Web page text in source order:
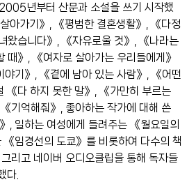
년부터 산문과 소설을 쓰기 시작했
아가기》, 《평범한 결혼생활》, 《다정
왔습니다》, 《자유로울 것》, 《나라는
때》, 《여자로 살아가는 우리들에게》
야기》, 《곁에 남아 있는 사람》, 《어떤
《다 하지 못한 말》, 《가만히 부르는
기억해줘》, 좋아하는 작가에 대해 쓴
, 일하는 여성에게 들려주는 《월요일의
《임경선의 도쿄》를 비롯하여 다수의 책
리고 네이버 오디오클립을 통해 독자들
다.